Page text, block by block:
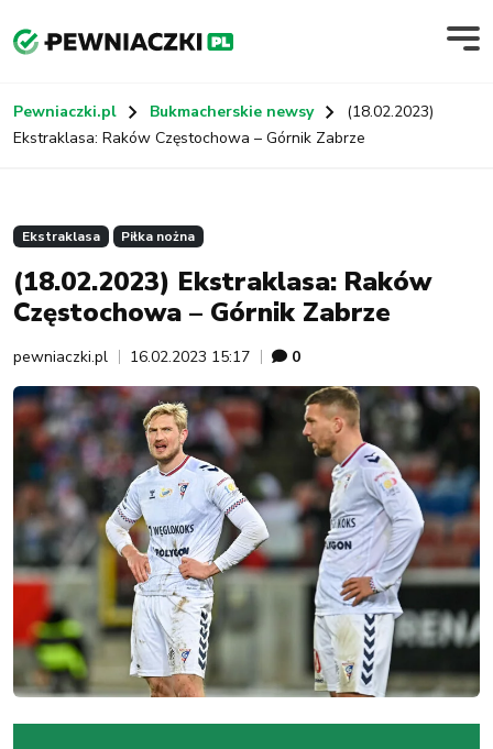
Pewniaczki.pl Bukmacherskie newsy
(18.02.2023)
Ekstraklasa: Raków Częstochowa – Górnik Zabrze
Ekstraklasa Piłka nożna
(18.02.2023) Ekstraklasa: Raków
Częstochowa – Górnik Zabrze
pewniaczki.pl 16.02.2023 15:17 0